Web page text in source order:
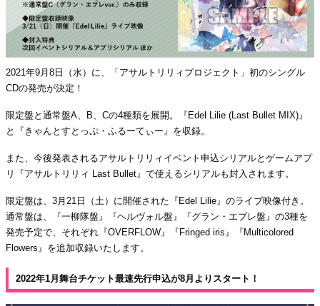
2021年9月8日（水）に、「アサルトリリィプロジェクト」初のシングル
CDの発売が決定！
限定盤と通常盤A、B、Cの4種類を展開。『Edel Lilie (Last Bullet MIX)』
と『きゃんとすとっぷ・ふるーてぃー』を収録。
また、今後発表されるアサルトリリィイベント申込シリアルとゲームアプ
リ『アサルトリリィ Last Bullet』で使えるシリアルも封入されます。
限定盤は、3月21日（土）に開催された『Edel Lilie』のライブ映像付き。
通常盤は、『一柳隊盤』『ヘルヴォル盤』『グラン・エプレ盤』の3種を
発売予定で、それぞれ『OVERFLOW』『Fringed iris』『Multicolored
Flowers』を追加収録いたします。
2022年1月舞台チケット最速先行申込が8月よりスタート！